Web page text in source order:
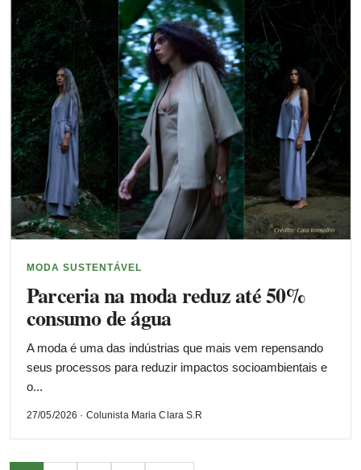
MODA SUSTENTÁVEL
Parceria na moda reduz até 50%
consumo de água
A moda é uma das indústrias que mais vem repensando
seus processos para reduzir impactos socioambientais e
o...
27/05/2026 · Colunista Maria Clara S.R